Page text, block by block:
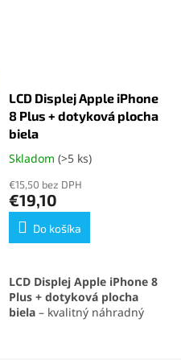
LCD Displej Apple iPhone
8 Plus + dotyková plocha
biela
Priemerné
produktu
je
5,0
Skladom (>5 ks)
€15,50 bez DPH
€19,10
Do košíka
LCD Displej Apple iPhone 8
Plus + dotyková plocha
biela – kvalitný náhradný